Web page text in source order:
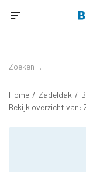
Home / Zadeldak /
Bekijk overzicht van: